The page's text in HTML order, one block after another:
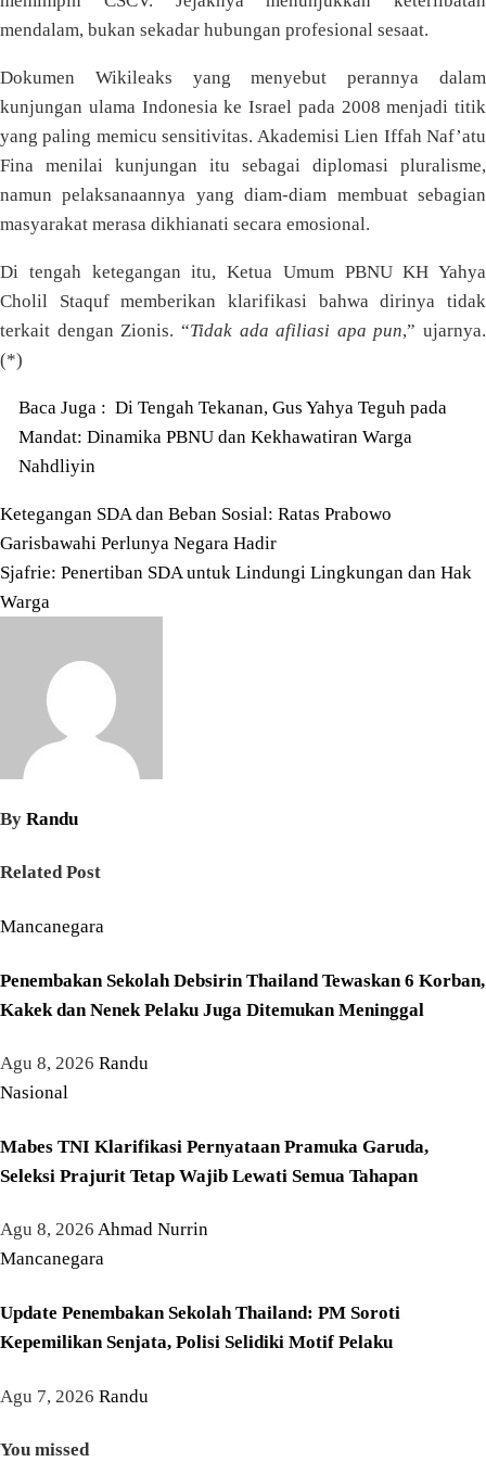
mendalam, bukan sekadar hubungan profesional sesaat.
Dokumen Wikileaks yang menyebut perannya dalam
kunjungan ulama Indonesia ke Israel pada 2008 menjadi titik
yang paling memicu sensitivitas. Akademisi Lien Iffah Naf’atu
Fina menilai kunjungan itu sebagai diplomasi pluralisme,
namun pelaksanaannya yang diam-diam membuat sebagian
masyarakat merasa dikhianati secara emosional.
Di tengah ketegangan itu, Ketua Umum PBNU KH Yahya
Cholil Staquf memberikan klarifikasi bahwa dirinya tidak
terkait dengan Zionis. “Tidak ada afiliasi apa pun,” ujarnya.
(*)
Baca Juga : Di Tengah Tekanan, Gus Yahya Teguh pada
Mandat: Dinamika PBNU dan Kekhawatiran Warga
Nahdliyin
Navigasi
pos
Ketegangan SDA dan Beban Sosial: Ratas Prabowo
Garisbawahi Perlunya Negara Hadir
Sjafrie: Penertiban SDA untuk Lindungi Lingkungan dan Hak
Warga
By Randu
Related Post
Mancanegara
Penembakan Sekolah Debsirin Thailand Tewaskan 6 Korban,
Kakek dan Nenek Pelaku Juga Ditemukan Meninggal
Agu 8, 2026 Randu
Nasional
Mabes TNI Klarifikasi Pernyataan Pramuka Garuda,
Seleksi Prajurit Tetap Wajib Lewati Semua Tahapan
Agu 8, 2026 Ahmad Nurrin
Mancanegara
Update Penembakan Sekolah Thailand: PM Soroti
Kepemilikan Senjata, Polisi Selidiki Motif Pelaku
Agu 7, 2026 Randu
You missed